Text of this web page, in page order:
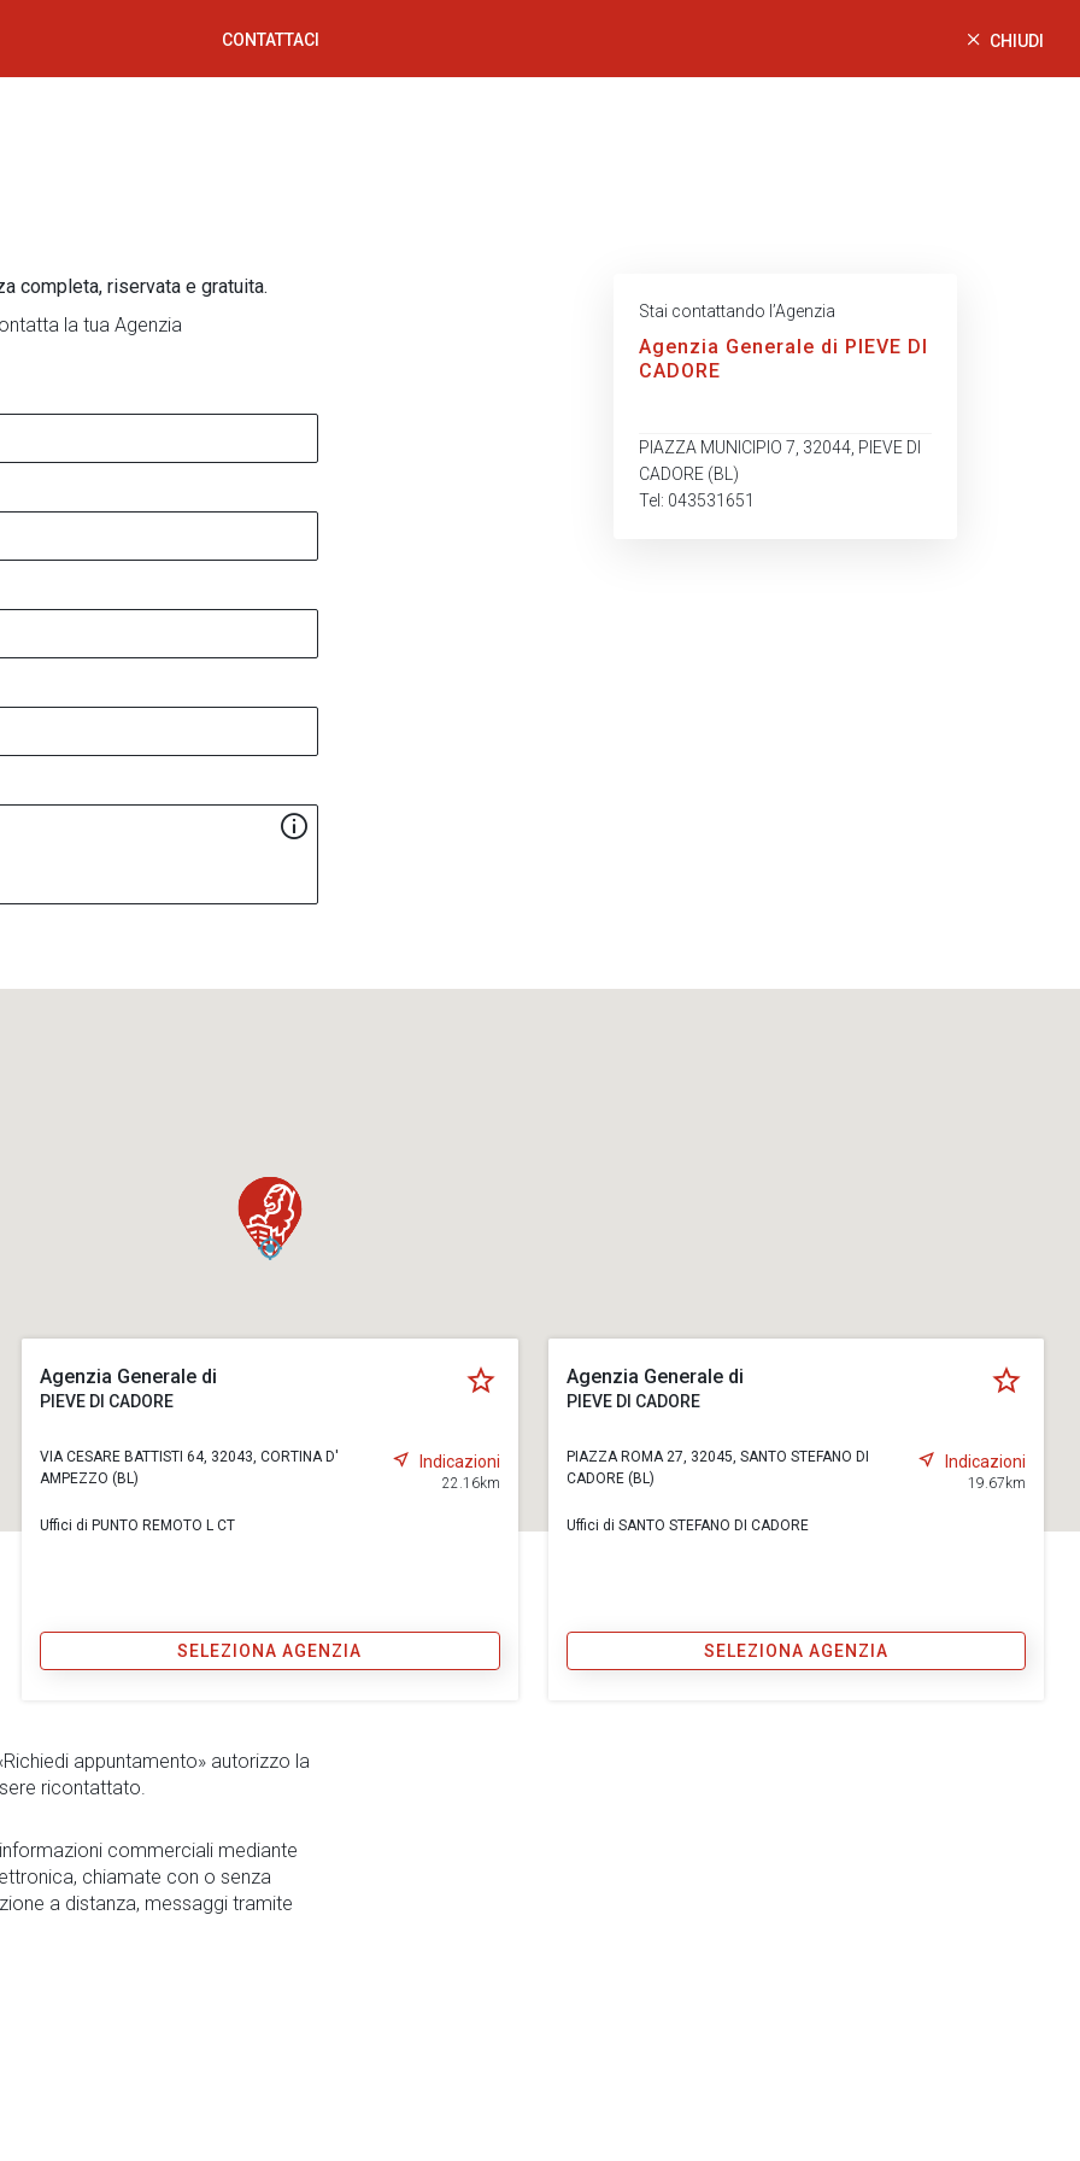
CONTATTACI CHIUDI
completa, riservata e gratuita.
la tua Agenzia
Stai contattando l’Agenzia
Agenzia Generale di PIEVE DI
CADORE
PIAZZA MUNICIPIO 7, 32044, PIEVE DI
CADORE (BL)
Tel: 043531651
Agenzia Generale di
PIEVE DI CADORE
VIA CESARE BATTISTI 64, 32043, CORTINA D'
AMPEZZO (BL)
Indicazioni
22.16km
Uffici di PUNTO REMOTO L CT
SELEZIONA AGENZIA
Agenzia Generale di
PIEVE DI CADORE
PIAZZA ROMA 27, 32045, SANTO STEFANO DI
CADORE (BL)
Indicazioni
19.67km
Uffici di SANTO STEFANO DI CADORE
SELEZIONA AGENZIA
appuntamento» autorizzo la
ricontattato.
commerciali mediante
chiamate con o senza
a distanza, messaggi tramite